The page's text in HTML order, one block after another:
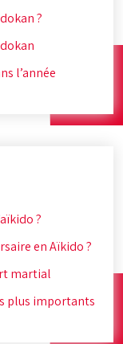
?
l’année
?
en Aïkido ?
martial
plus importants